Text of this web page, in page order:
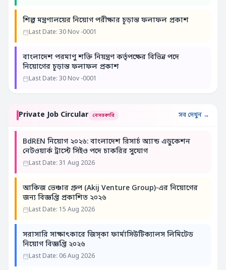
শিল্প মন্ত্রণালয়ের নিয়োগ পরীক্ষার চূড়ান্ত ফলাফল প্রকাশ
Last Date: 30 Nov -0001
বাংলাদেশ পরমাণু শক্তি নিয়ন্ত্রণ কর্তৃপক্ষের বিভিন্ন পদে
নিয়োগের চূড়ান্ত ফলাফল প্রকাশ
Last Date: 30 Nov -0001
Private Job Circular বেসরকারি সব দেখুন →
BdREN নিয়োগ ২০২৬: বাংলাদেশ রিসার্চ অ্যান্ড এডুকেশন
নেটওয়ার্ক ট্রাস্টে সিইও পদে চাকরির সুযোগ
Last Date: 31 Aug 2026
আকিজ ভেঞ্চার গ্রুপ (Akij Venture Group)-এর নিয়োগের
জন্য বিজ্ঞপ্তি প্রকাশিত ২০২৬
Last Date: 15 Aug 2026
সরাসারি সাক্ষাৎকারে জিস্‌কা ফার্মাসিউটিক্যালস লিমিটেড
নিয়োগ বিজ্ঞপ্তি ২০২৬
Last Date: 06 Aug 2026